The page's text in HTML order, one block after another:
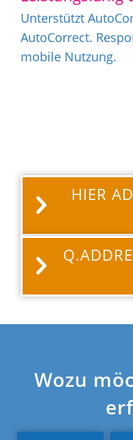
Unterstützt
AutoCorrect.
mobile Nutzung.
HIER
Wozu